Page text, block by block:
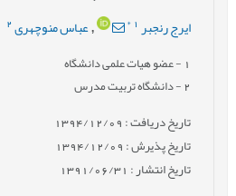
ایرج رنجبر *
,عباس منوچهری 2
- عضو هیات علمی دانشگاه
2- دانشگاه تربیت مدرس
تاریخ دریافت : 1394/12/09
تاریخ پذیرش : 1394/12/09
تاریخ انتشار : 1391/06/31